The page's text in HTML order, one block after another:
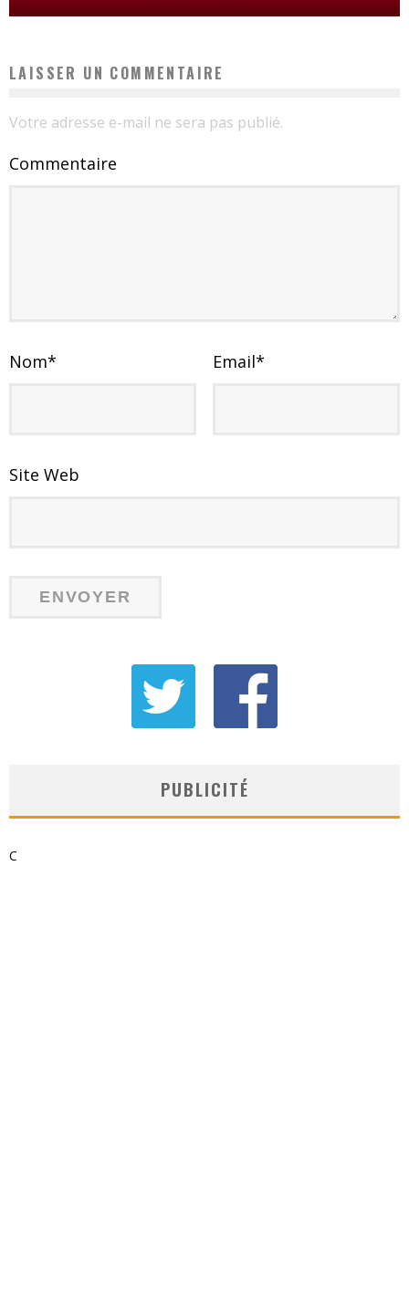
LAISSER UN COMMENTAIRE
Votre adresse e-mail ne sera pas publié.
Commentaire
Nom* Email*
Site Web
PUBLICITÉ
C